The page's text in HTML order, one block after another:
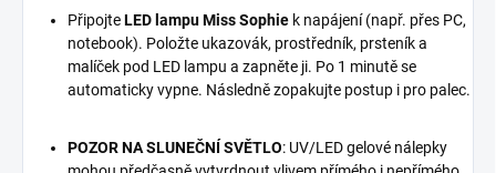
PřipojteLED lampu Miss Sophie k napájení (např. přes PC,
notebook). Položte ukazovák, prostředník, prsteník a
malíček pod LED lampu a zapněte ji. Po 1 minutě se
automaticky vypne. Následně zopakujte postup i pro palec.
POZOR NA SLUNEČNÍ SVĚTLO: UV/LED gelové nálepky